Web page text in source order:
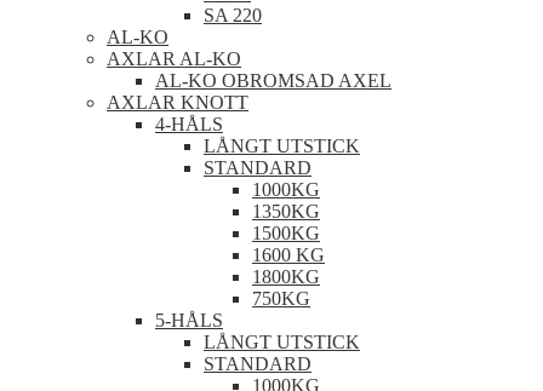
SA 220
AL-KO
AXLAR AL-KO
AL-KO OBROMSAD AXEL
AXLAR KNOTT
4-HÅLS
LÅNGT UTSTICK
STANDARD
1000KG
1350KG
1500KG
1600 KG
1800KG
750KG
5-HÅLS
LÅNGT UTSTICK
STANDARD
1000KG